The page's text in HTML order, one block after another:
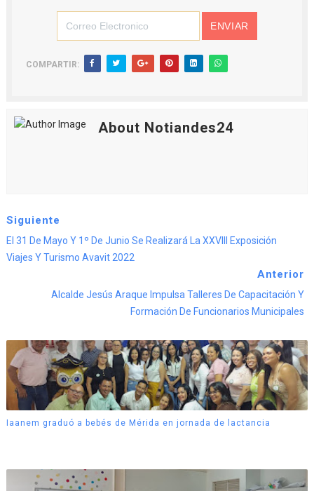
COMPARTIR:
About Notiandes24
Siguiente
El 31 De Mayo Y 1º De Junio Se Realizará La XXVIII Exposición
Viajes Y Turismo Avavit 2022
Anterior
Alcalde Jesús Araque Impulsa Talleres De Capacitación Y
Formación De Funcionarios Municipales
Iaanem graduó a bebés de Mérida en jornada de lactancia